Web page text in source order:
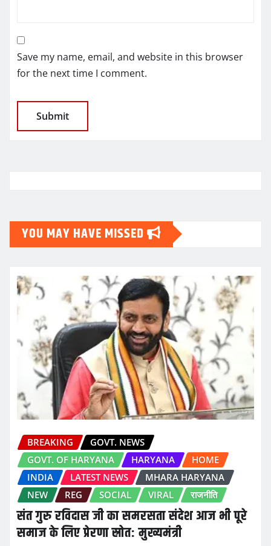
Save my name, email, and website in this browser
for the next time I comment.
YOU MAY HAVE MISSED
BREAKING
GOVT. NEWS
GOVT. OF HARYANA
HARYANA
HOME
INDIA
LATEST NEWS
MHARA HARYANA
NEW
REG SOCIAL VIRAL राजनीति
संत गुरु रविदास जी का समरसता संदेश आज भी पूरे
समाज के लिए प्रेरणा स्रोत: मुख्यमंत्री